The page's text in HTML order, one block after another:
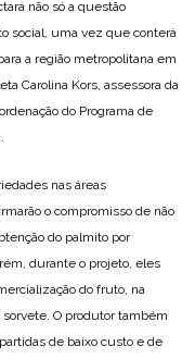
não só a questão
social, uma vez que conterá
a região metropolitana em
Carolina Kors, assessora da
do Programa de
nas áreas
o compromisso de não
do palmito por
durante o projeto, eles
do fruto, na
O produtor também
de baixo custo e de